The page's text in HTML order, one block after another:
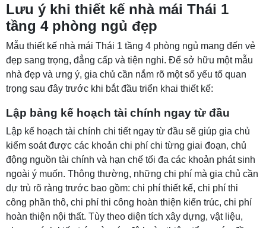
Lưu ý khi thiết kế nhà mái Thái 1
tầng 4 phòng ngủ đẹp
Mẫu thiết kế nhà mái Thái 1 tầng 4 phòng ngủ mang đến vẻ
đẹp sang trọng, đẳng cấp và tiện nghi. Để sở hữu một mẫu
nhà đẹp và ưng ý, gia chủ cần nắm rõ một số yếu tố quan
trọng sau đây trước khi bắt đầu triển khai thiết kế:
Lập bảng kế hoạch tài chính ngay từ đầu
Lập kế hoạch tài chính chi tiết ngay từ đầu sẽ giúp gia chủ
kiểm soát được các khoản chi phí chi từng giai đoạn, chủ
động nguồn tài chính và hạn chế tối đa các khoản phát sinh
ngoài ý muốn. Thông thường, những chi phí mà gia chủ cần
dự trù rõ ràng trước bao gồm: chi phí thiết kế, chi phí thi
công phần thô, chi phí thi công hoàn thiện kiến trúc, chi phí
hoàn thiện nội thất. Tùy theo diện tích xây dựng, vật liệu,